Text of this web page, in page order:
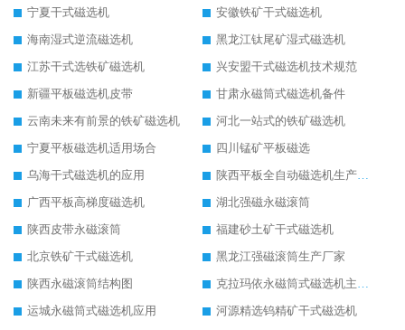
宁夏干式磁选机
安徽铁矿干式磁选机
海南湿式逆流磁选机
黑龙江钛尾矿湿式磁选机
江苏干式选铁矿磁选机
兴安盟干式磁选机技术规范
新疆平板磁选机皮带
甘肃永磁筒式磁选机备件
云南未来有前景的铁矿磁选机
河北一站式的铁矿磁选机
宁夏平板磁选机适用场合
四川锰矿平板磁选
乌海干式磁选机的应用
陕西平板全自动磁选机生产厂家
广西平板高梯度磁选机
湖北强磁永磁滚筒
陕西皮带永磁滚筒
福建砂土矿干式磁选机
北京铁矿干式磁选机
黑龙江强磁滚筒生产厂家
陕西永磁滚筒结构图
克拉玛依永磁筒式磁选机主要技术参数
运城永磁筒式磁选机应用
河源精选钨精矿干式磁选机